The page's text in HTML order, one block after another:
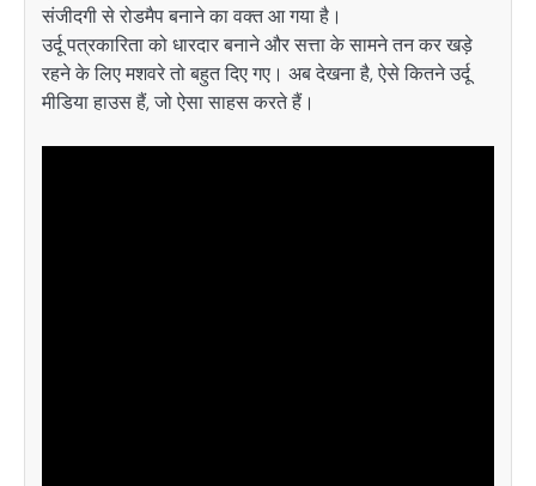
संजीदगी से रोडमैप बनाने का वक्त आ गया है।
उर्दू पत्रकारिता को धारदार बनाने और सत्ता के सामने तन कर खड़े
रहने के लिए मशवरे तो बहुत दिए गए। अब देखना है, ऐसे कितने उर्दू
मीडिया हाउस हैं, जो ऐसा साहस करते हैं।